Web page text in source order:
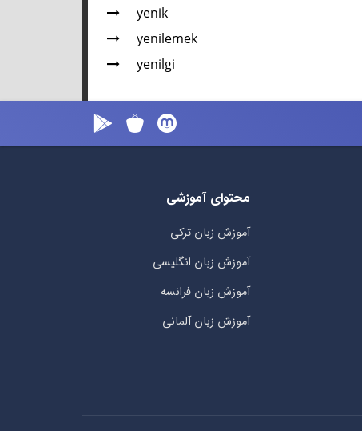
yenik
yenilemek
yenilgi
محتوای آموزشی
آموزش زبان ترکی
آموزش زبان انگلیسی
آموزش زبان فرانسه
آموزش زبان آلمانی